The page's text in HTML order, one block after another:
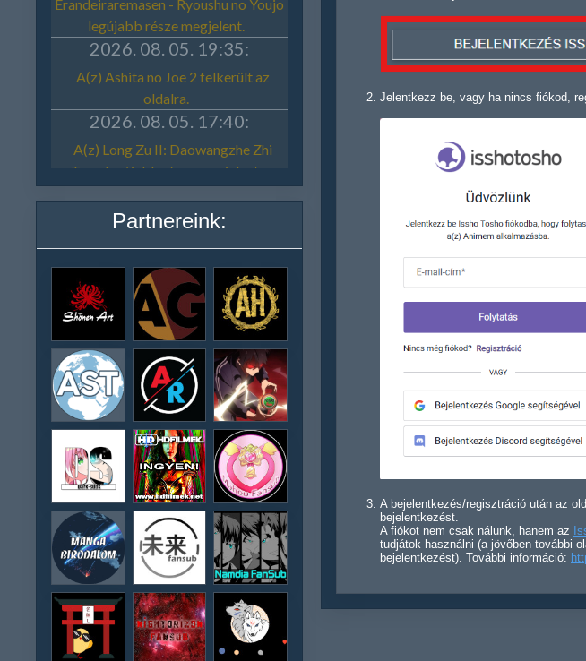
Partnereink:
Jelentkezz be, vagy ha nincs fiókod,
A bejelentkezés/regisztráció után az
bejelentkezést.
A fiókot nem csak nálunk, hanem az
tudjátok használni (a jövőben további
bejelentkezést). További információ: